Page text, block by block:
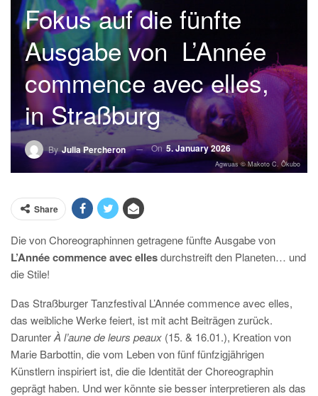
Fokus auf die fünfte
Ausgabe von L’Année
commence avec elles,
in Straßburg
ByJulia Percheron On 5. January 2026
Agwuas © Makoto C. Ôkubo
Share
Die von Choreographinnen getragene fünfte Ausgabe von
L’Année commence avec ellesdurchstreift den Planeten… und
die Stile!
Das Straßburger Tanzfestival L’Année commence avec elles,
das weibliche Werke feiert, ist mit acht Beiträgen zurück.
DarunterÀ l’aune de leurs peaux (15. & 16.01.), Kreation von
Marie Barbottin, die vom Leben von fünf fünfzigjährigen
Künstlern inspiriert ist, die die Identität der Choreographin
geprägt haben. Und wer könnte sie besser interpretieren als das